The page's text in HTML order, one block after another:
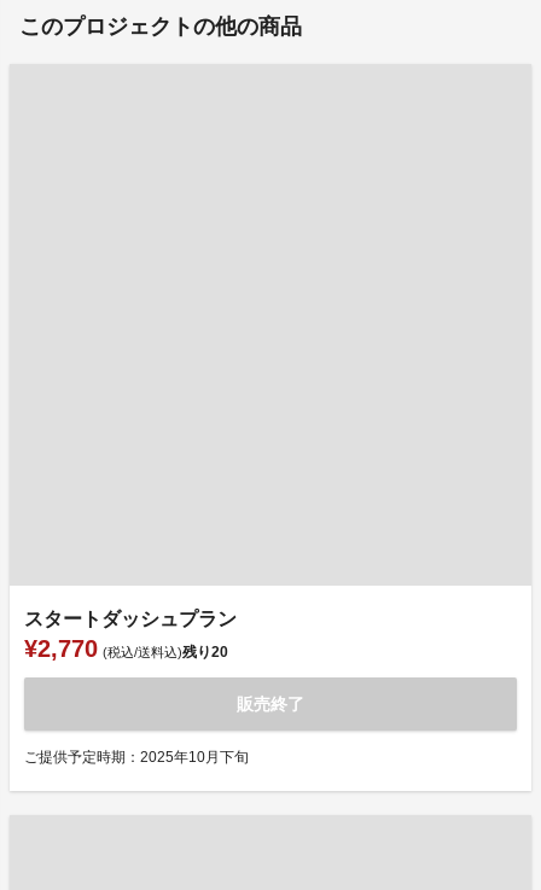
このプロジェクトの他の商品
スタートダッシュプラン
¥2,770 (税込/送料込)残り20
販売終了
ご提供予定時期：2025年10月下旬